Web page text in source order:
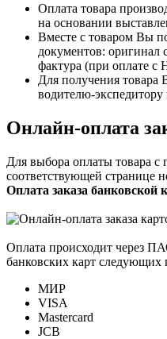
Оплата товара
на основании
Вместе с товаром Вы
документов: оригинал
фактура (при оплате с
Для получения товара
водителю-экспедитору
Онлайн-оплата
Для выбора оплаты товара
соответствующей странице
Оплата заказа банковской
Оплата происходит через
банковских карт следующих
МИР
VISA
Mastercard
JCB